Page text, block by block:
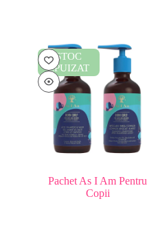
STOC
EPUIZAT
Pachet As I Am Pentru
Copii